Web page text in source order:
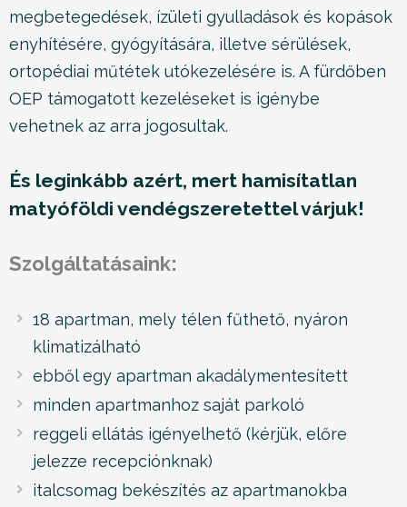
megbetegedések, ízületi gyulladások és kopások
enyhítésére, gyógyítására, illetve sérülések,
ortopédiai műtétek utókezelésére is. A fürdőben
OEP támogatott kezeléseket is igénybe
vehetnek az arra jogosultak.
És leginkább azért, mert hamisítatlan
matyóföldi vendégszeretettel várjuk!
Szolgáltatásaink:
18 apartman, mely télen fűthető, nyáron
klimatizálható
ebből egy apartman akadálymentesített
minden apartmanhoz saját parkoló
reggeli ellátás igényelhető (kérjük, előre
jelezze recepciónknak)
italcsomag bekészítés az apartmanokba